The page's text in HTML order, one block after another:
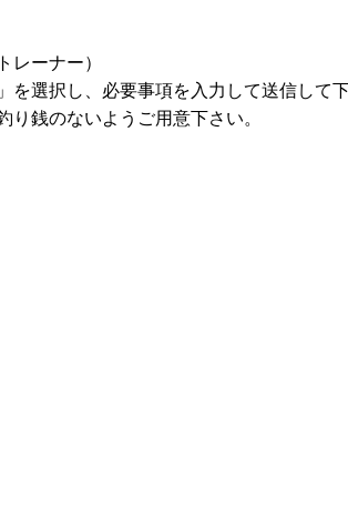
レーナー）
選択し、必要事項を入力して送信して下
銭のないようご用意下さい。